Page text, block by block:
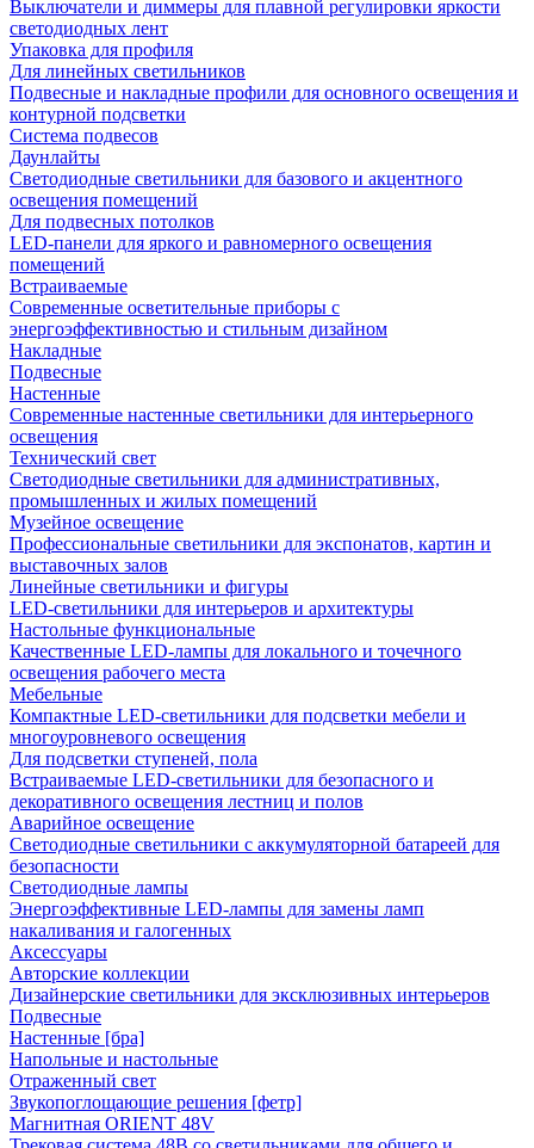
Выключатели и диммеры для плавной регулировки яркости
светодиодных лент
Упаковка для профиля
Для линейных светильников
Подвесные и накладные профили для основного освещения и
контурной подсветки
Система подвесов
Даунлайты
Светодиодные светильники для базового и акцентного
освещения помещений
Для подвесных потолков
LED-панели для яркого и равномерного освещения
помещений
Встраиваемые
Современные осветительные приборы с
энергоэффективностью и стильным дизайном
Накладные
Подвесные
Настенные
Современные настенные светильники для интерьерного
освещения
Технический свет
Светодиодные светильники для административных,
промышленных и жилых помещений
Музейное освещение
Профессиональные светильники для экспонатов, картин и
выставочных залов
Линейные светильники и фигуры
LED-светильники для интерьеров и архитектуры
Настольные функциональные
Качественные LED-лампы для локального и точечного
освещения рабочего места
Мебельные
Компактные LED-светильники для подсветки мебели и
многоуровневого освещения
Для подсветки ступеней, пола
Встраиваемые LED-светильники для безопасного и
декоративного освещения лестниц и полов
Аварийное освещение
Светодиодные светильники с аккумуляторной батареей для
безопасности
Светодиодные лампы
Энергоэффективные LED-лампы для замены ламп
накаливания и галогенных
Аксессуары
Авторские коллекции
Дизайнерские светильники для эксклюзивных интерьеров
Подвесные
Настенные [бра]
Напольные и настольные
Отраженный свет
Звукопоглощающие решения [фетр]
Магнитная ORIENT 48V